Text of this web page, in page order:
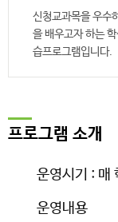
신청교과목을 우수
을 배우고자 하는
습프로그램입니다.
프로그램 소개
운영시기 : 매
운영내용